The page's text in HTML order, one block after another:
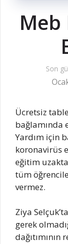
Meb
Son
Ücretsiz
bağlamında
Yardım için
koronavirüs
eğitim
tüm
vermez.
Ziya
gerek
dağıtımının